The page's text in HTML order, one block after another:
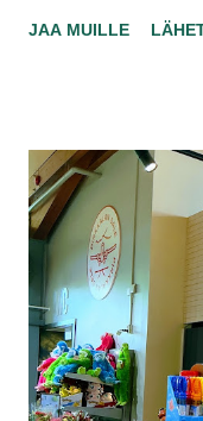
väärät liput… Se
elämyksiä kaupan ?
JAA MUILLE